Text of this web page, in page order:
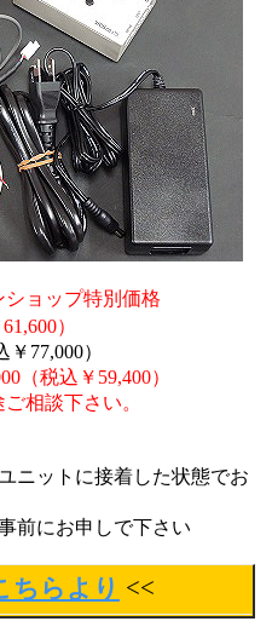
ショップ特別価格
）
77,000）
（税込￥59,400）
相談下さい。
ニットに接着した状態でお
前にお申しで下さい
ちらより <<